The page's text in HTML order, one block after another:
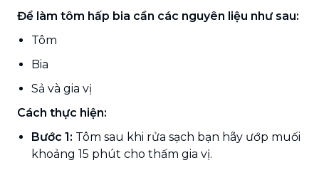
Để làm tôm hấp bia cần các nguyên liệu như sau:
Tôm
Bia
Sả và gia vị
Cách thực hiện:
Bước 1: Tôm sau khi rửa sạch bạn hãy ướp muối
khoảng 15 phút cho thấm gia vị.